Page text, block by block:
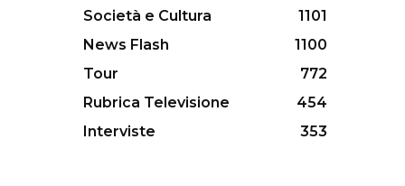
Società e Cultura
1101
News Flash
1100
Tour
772
Rubrica Televisione
454
Interviste
353